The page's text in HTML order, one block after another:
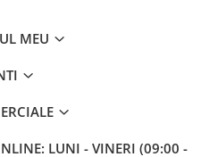
MEU
LUNI - VINERI (09:00 -